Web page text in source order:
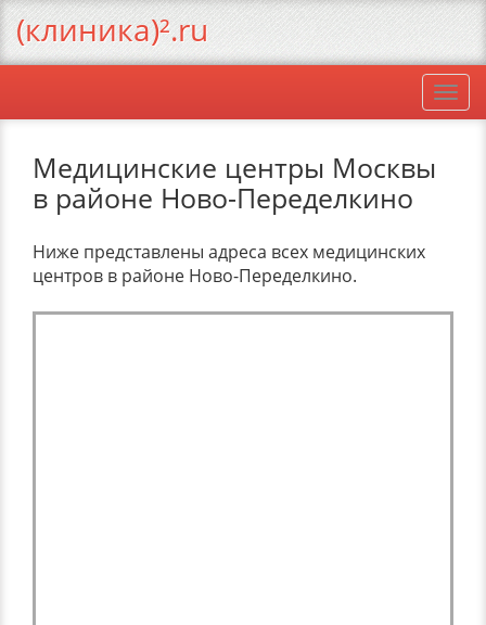
Медицинские центры Москвы
в районе Ново-Переделкино
Ниже представлены адреса всех медицинских
центров в районе Ново-Переделкино.
(клиника)².ru